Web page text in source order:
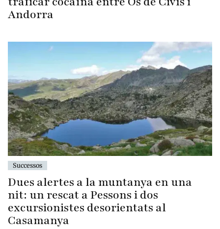
Andorra
Successos
Dues alertes a la muntanya en una
nit: un rescat a Pessons i dos
excursionistes desorientats al
Casamanya